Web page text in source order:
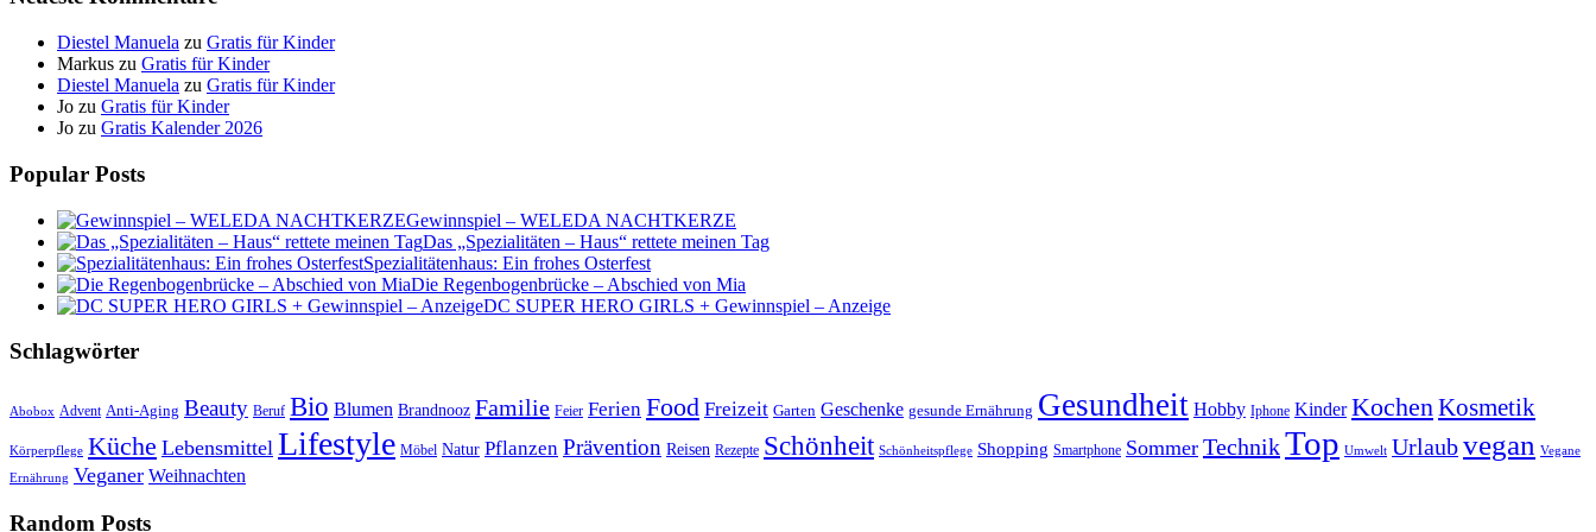
Diestel Manuela zu Gratis für Kinder
Markus zu Gratis für Kinder
Diestel Manuela zu Gratis für Kinder
Jo zu Gratis für Kinder
Jo zu Gratis Kalender 2026
Popular Posts
Gewinnspiel – WELEDA NACHTKERZE
Das „Spezialitäten – Haus“ rettete meinen Tag
Spezialitätenhaus: Ein frohes Osterfest
Die Regenbogenbrücke – Abschied von Mia
DC SUPER HERO GIRLS + Gewinnspiel – Anzeige
Schlagwörter
Abobox Advent Anti-Aging Beauty Beruf Bio Blumen Brandnooz Familie Feier Ferien Food Freizeit Garten Geschenke gesunde Ernährung Gesundheit Hobby Iphone Kinder KochenKosmetik
Körperpflege Küche Lebensmittel Lifestyle Möbel Natur Pflanzen Prävention Reisen Rezepte Schönheit Schönheitspflege Shopping Smartphone Sommer TechnikTop Umwelt Urlaubvegan Vegane
Ernährung Veganer Weihnachten
Random Posts